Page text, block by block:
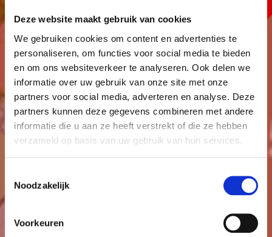
Deze website maakt gebruik van cookies
We gebruiken cookies om content en advertenties te
personaliseren, om functies voor social media te bieden
en om ons websiteverkeer te analyseren. Ook delen we
informatie over uw gebruik van onze site met onze
partners voor social media, adverteren en analyse. Deze
partners kunnen deze gegevens combineren met andere
informatie die u aan ze heeft verstrekt of die ze hebben
verzameld op basis van uw gebruik van hun services.
Noodzakelijk
Voorkeuren